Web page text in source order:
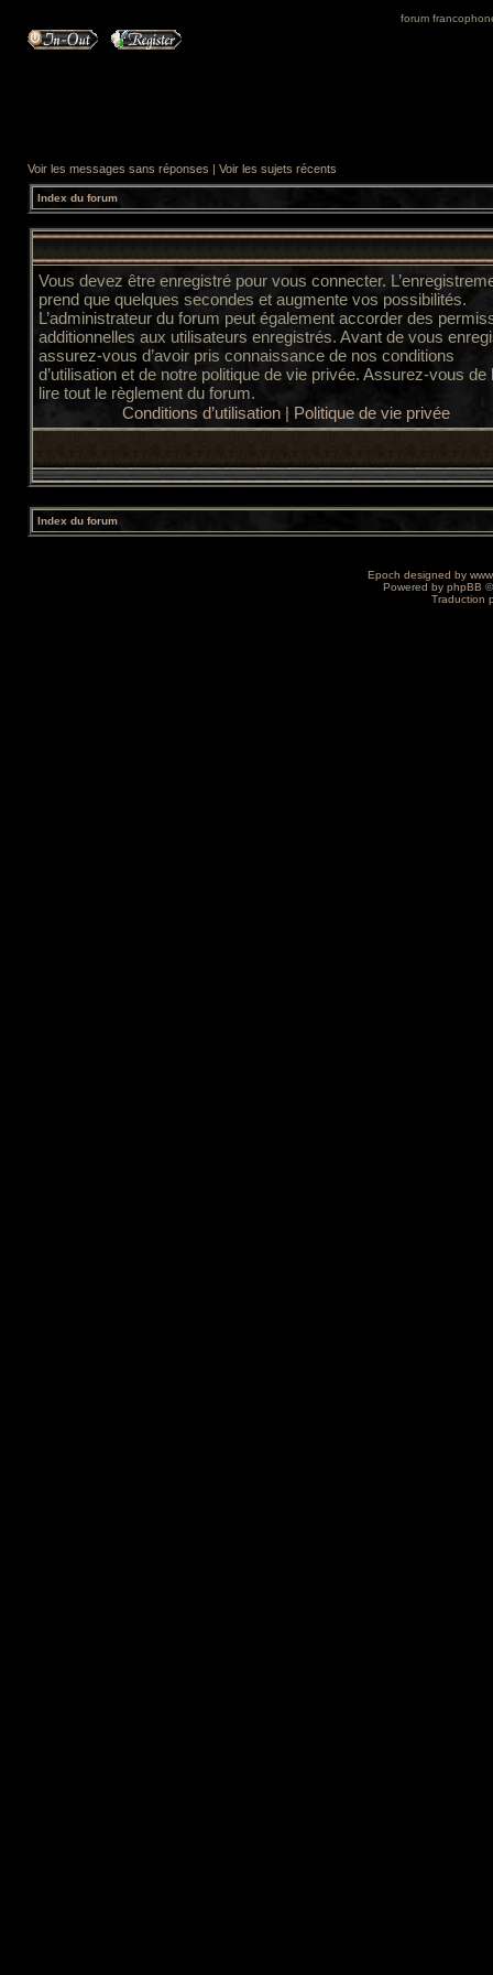
forum
Voir les messages sans réponses | Voir les sujets récents
Index du forum
Vous devez être enregistré pour vous connecter.
prend que quelques secondes et augmente vos possibilités.
L’administrateur du forum peut également accorder des
additionnelles aux utilisateurs enregistrés. Avant de vous
assurez-vous d’avoir pris connaissance de nos conditions
d’utilisation et de notre politique de vie privée. Assurez-vous de
lire tout le règlement du forum.
Conditions d’utilisation| Politique de vie privée
Index du forum
Epoch designed by
Powered by phpBB
Traduction